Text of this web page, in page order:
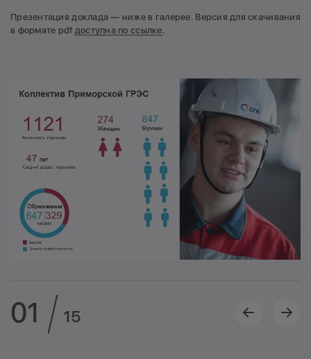
Презентация доклада — ниже в галерее. Версия для скачивания
в формате pdf доступна по ссылке.
01 15